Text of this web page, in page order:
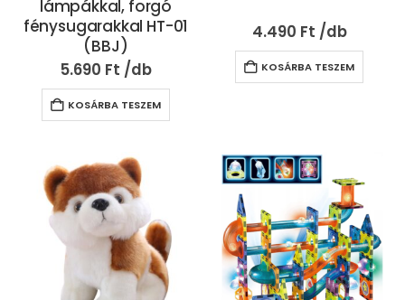
lámpákkal, forgó
fénysugarakkal HT-01
(BBJ)
5.690 Ft
KOSÁRBA TESZEM
4.490 Ft
KOSÁRBA TESZEM